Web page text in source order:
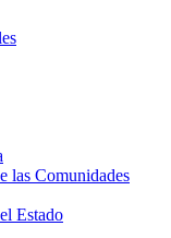
las Comunidades
Estado